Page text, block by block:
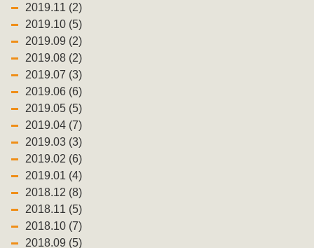
2019.11 (2)
2019.10 (5)
2019.09 (2)
2019.08 (2)
2019.07 (3)
2019.06 (6)
2019.05 (5)
2019.04 (7)
2019.03 (3)
2019.02 (6)
2019.01 (4)
2018.12 (8)
2018.11 (5)
2018.10 (7)
2018.09 (5)